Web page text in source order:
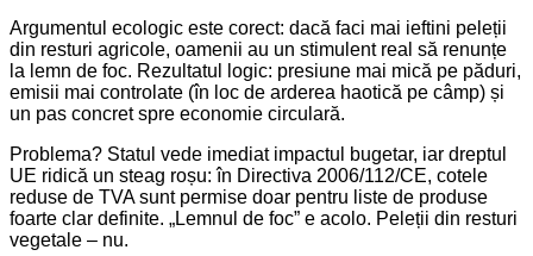
Argumentul ecologic este corect: dacă faci mai ieftini peleții
din resturi agricole, oamenii au un stimulent real să renunțe
la lemn de foc. Rezultatul logic: presiune mai mică pe păduri,
emisii mai controlate (în loc de arderea haotică pe câmp) și
un pas concret spre economie circulară.
Problema? Statul vede imediat impactul bugetar, iar dreptul
UE ridică un steag roșu: în Directiva 2006/112/CE, cotele
reduse de TVA sunt permise doar pentru liste de produse
foarte clar definite. „Lemnul de foc” e acolo. Peleții din resturi
vegetale – nu.